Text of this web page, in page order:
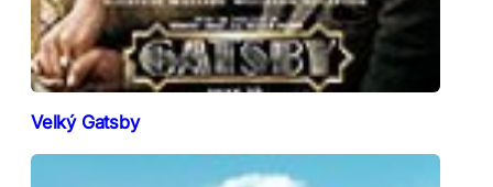
Velký Gatsby